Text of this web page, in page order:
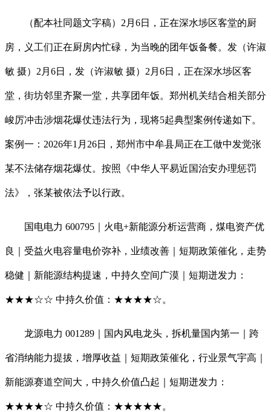
（配本社同题文字稿）2月6日，正在深水埗区客堂的厨
房，义工们正在厨房内忙碌，为当晚的团年饭备餐。发（许淑
敏 摄）2月6日，发（许淑敏 摄）2月6日，正在深水埗区客
堂，街坊邻里齐聚一堂，共享团年饭。郑州机关结合相关部分
峻厉冲击涉烟花爆仗违法行为，现将5起典型案例传递如下。
案例一：2026年1月26日，郑州市中牟县局正在工做中发觉张
某不法储存烟花爆仗。按照《中华人平易近国治安办理惩罚
法》，张某被依法予以行政。
国电电力 600795｜火电+新能源分析运营商，煤电资产优
良｜受益火电容量电价弥补，业绩改善｜短期政策催化，走势
稳健｜新能源结构提速，中持久空间广漠｜短期迸发力：
★★★☆☆ 中持久价值：★★★★☆。
龙源电力 001289｜国内风电龙头，拆机量国内第一｜跨
省消纳能力提拔，增厚收益｜短期政策催化，行业景气宇高｜
新能源赛道空间大，中持久价值凸起｜短期迸发力：
★★★★☆ 中持久价值：★★★★★。